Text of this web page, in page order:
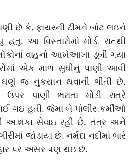
છે કે, ફાયરની ટીમને બોટ લઇને
આ વિસ્તારોમાં મોડી રાતથી
વાહનો આખેઆખા ડૂબી ગયા
એક માળ સુધીનું પાણી આવી
ઘણું જ નુકસાન થવાની ભીતી છે.
પાણી ભરાતા મોડી રાત્રે
ગઇ હતી. જેમા બે પોલીસકર્મીઓ
આશંકા સેવાઇ રહી છે. તંત્ર અને
જોડાયા છે. નર્મદા નદીમાં ભારે
પર અસર પણ થઇ છે.